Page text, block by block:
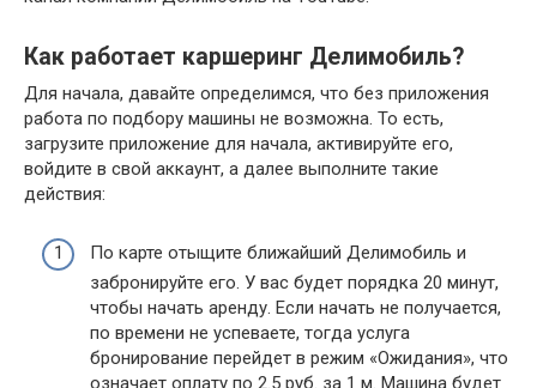
Как работает каршеринг Делимобиль?
Для начала, давайте определимся, что без приложения
работа по подбору машины не возможна. То есть,
загрузите приложение для начала, активируйте его,
войдите в свой аккаунт, а далее выполните такие
действия:
По карте отыщите ближайший Делимобиль и
забронируйте его. У вас будет порядка 20 минут,
чтобы начать аренду. Если начать не получается,
по времени не успеваете, тогда услуга
бронирование перейдет в режим «Ожидания», что
означает оплату по 2.5 руб. за 1 м. Машина будет